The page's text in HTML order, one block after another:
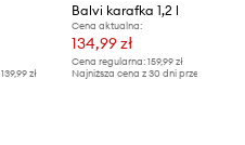
139,99 zł
Balvi karafka 1,2 l
Cena aktualna:
134,99 zł
Cena regularna: 159,99 zł
Najniższa cena z 30 dni przed obniżką: